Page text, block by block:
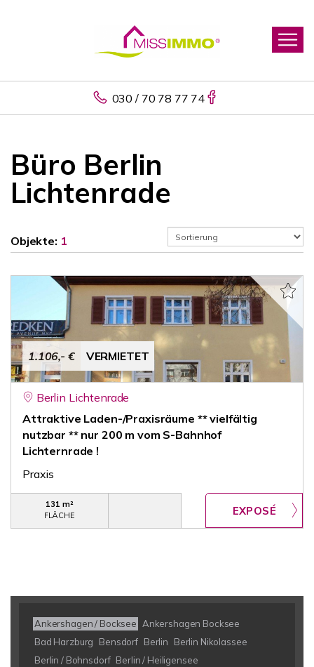
030 / 70 78 77 74
Büro Berlin
Lichtenrade
Objekte: 1
1.106,- € VERMIETET
Berlin Lichtenrade
Attraktive Laden-/Praxisräume ** vielfältig
nutzbar ** nur 200 m vom S-Bahnhof
Lichternrade !
Praxis
131 m²
FLÄCHE
Ankershagen / Bocksee
Ankershagen Bocksee
Bad Harzburg
Bensdorf Berlin
Berlin Nikolassee
Berlin / Bohnsdorf Berlin / Heiligensee